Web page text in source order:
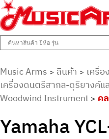
Music Arms
ศูนย์รวมครื่องดนตรีทุกชนิด ตั้งแ
Music Arms > สินค้า > เครื่
เครื่องดนตรีสากล-ดุริยางค์แ
Woodwind Instrument > ค
Yamaha